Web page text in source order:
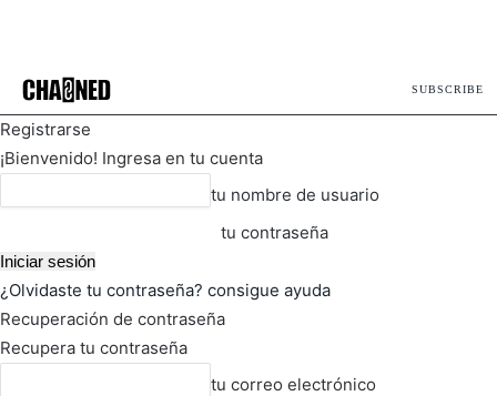
SUBSCRIBE
Registrarse
¡Bienvenido! Ingresa en tu cuenta
tu nombre de usuario
tu contraseña
¿Olvidaste tu contraseña? consigue ayuda
Recuperación de contraseña
Recupera tu contraseña
tu correo electrónico